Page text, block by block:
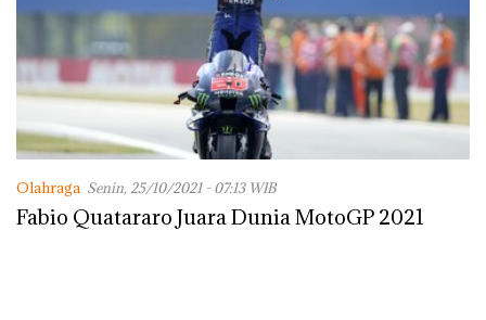
Olahraga Senin, 25/10/2021 - 07:13 WIB
Fabio Quatararo Juara Dunia MotoGP 2021